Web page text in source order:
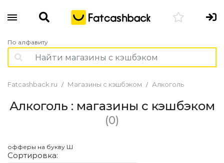
По алфавиту
Fatcashback.ru Магазины с кэшбэком Алкоголь
Алкоголь : магазины с кэшбэком
(0)
офферы на букву Ш
Сортировка: